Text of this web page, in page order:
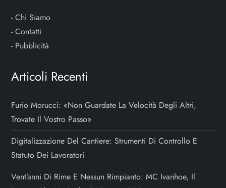
-Chi Siamo
-Contatti
- Pubblicità
Articoli Recenti
Furio Morucci: «Non Guardate La Velocità Degli Altri,
Trovate Il Vostro Passo»
Digitalizzazione Del Cantiere: Strumenti Di Controllo E
Statuto Dei Lavoratori
Vent’anni Di Rime E Nessun Rimpianto: MC Ivanhoe, Il